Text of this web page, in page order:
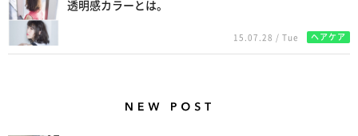
透明感カラーとは。
15.07.28 / Tue ヘアケア